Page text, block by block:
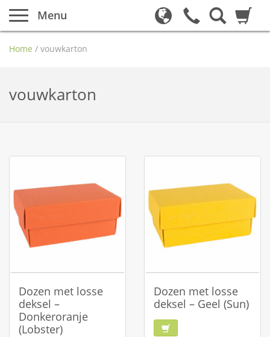
Menu
Home / vouwkarton
vouwkarton
Dozen met losse
deksel –
Donkeroranje
(Lobster)
Dozen met losse
deksel – Geel (Sun)